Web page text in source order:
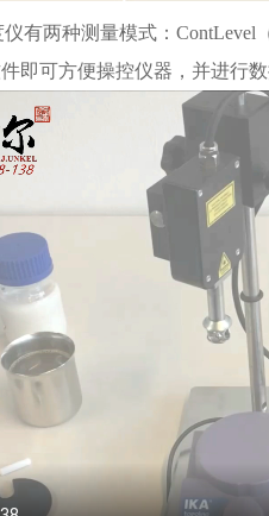
有两种测量模式：ContLevel
即可方便操控仪器，并进行数